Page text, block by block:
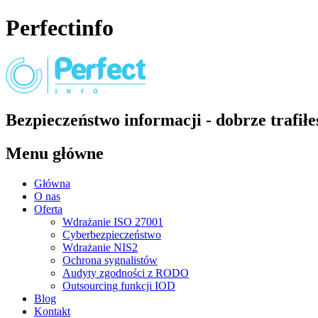
Perfectinfo
Bezpieczeństwo informacji - dobrze
Menu główne
Główna
O nas
Oferta
Wdrażanie ISO 27001
Cyberbezpieczeństwo
Wdrażanie NIS2
Ochrona sygnalistów
Audyty zgodności z RODO
Outsourcing funkcji IOD
Blog
Kontakt